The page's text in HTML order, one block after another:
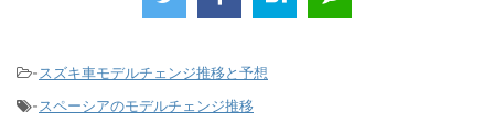
-スズキ車モデルチェンジ推移と予想
-スペーシアのモデルチェンジ推移